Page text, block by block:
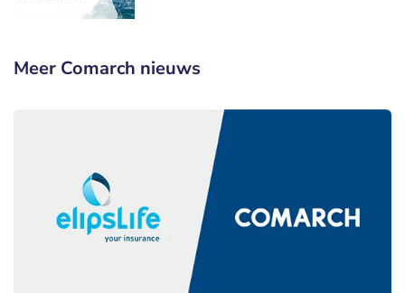
Meer Comarch nieuws